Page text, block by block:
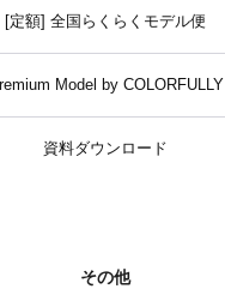
[定額] 全国らくらくモデル便
Model by COLORFULLY
資料ダウンロード
その他